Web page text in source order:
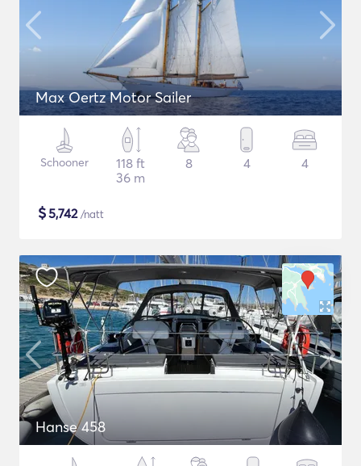
Max Oertz Motor Sailer
Schooner
118 ft
36 m
8 4 4
$5,742/natt
Hanse 458